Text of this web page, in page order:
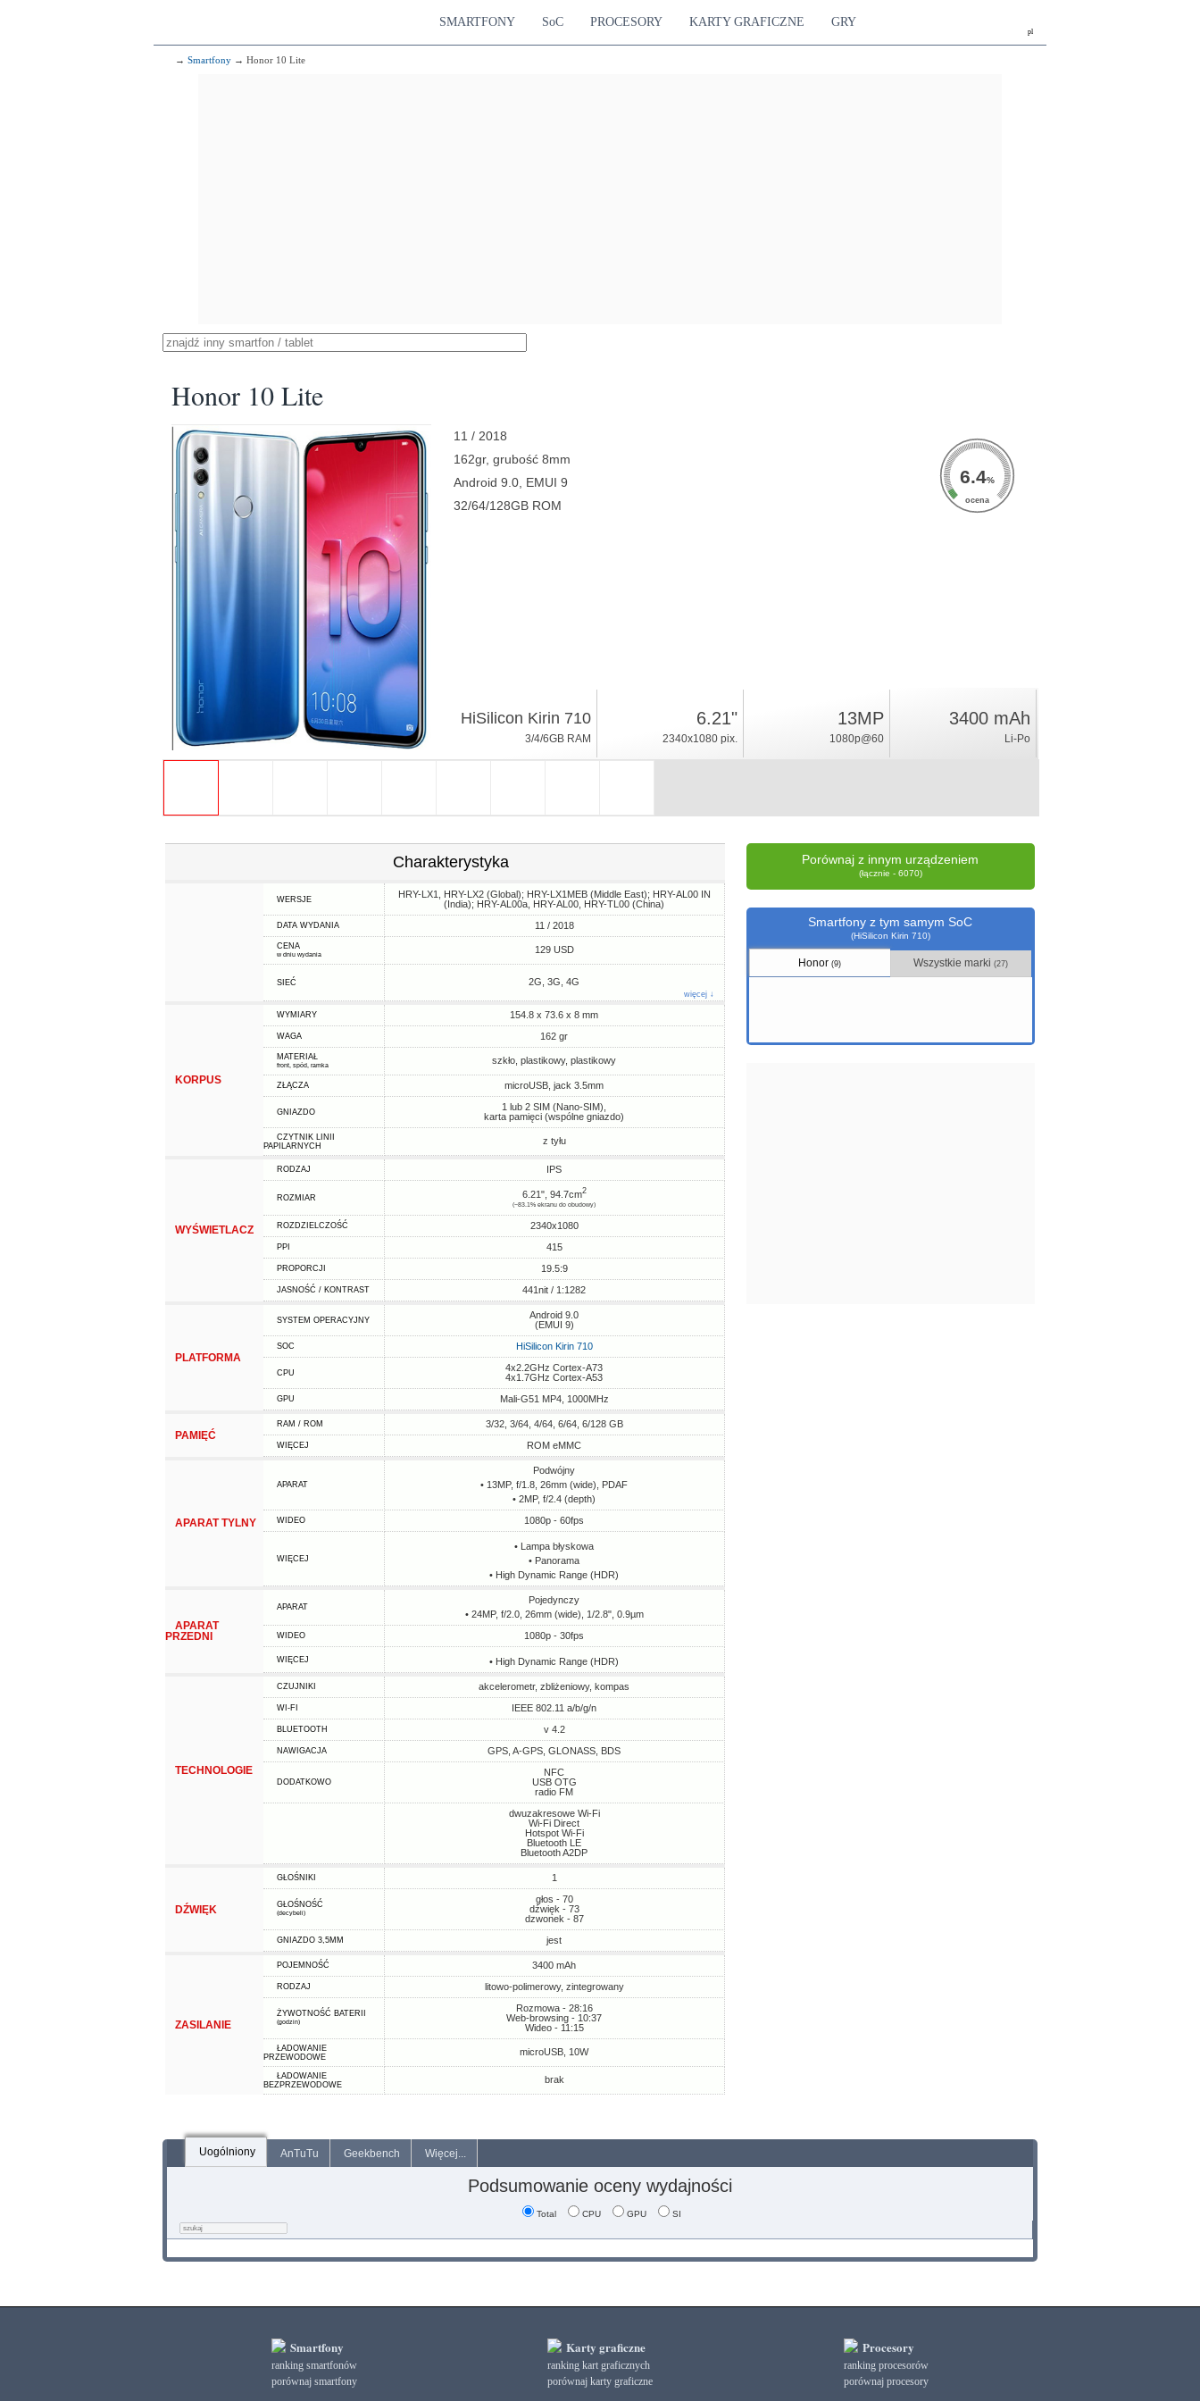
pl
SMARTFONY SoC PROCESORY KARTY GRAFICZNE GRY
→ Smartfony → Honor 10 Lite
Honor 10 Lite
11 / 2018
162gr, grubość 8mm
Android 9.0, EMUI 9
32/64/128GB ROM
6.4%
ocena
HiSilicon Kirin 710
3/4/6GB RAM
6.21"
2340x1080 pix.
13MP
1080p@60
3400 mAh
Li-Po
Charakterystyka
WERSJE
HRY-LX1, HRY-LX2 (Global); HRY-LX1MEB (Middle East); HRY-AL00 IN
(India); HRY-AL00a, HRY-AL00, HRY-TL00 (China)
DATA WYDANIA 11 / 2018
CENA
w dniu wydania 129 USD
SIEĆ 2G, 3G, 4G
więcej ↓
KORPUS
WYMIARY 154.8 x 73.6 x 8 mm
WAGA 162 gr
MATERIAŁ
front, spód, ramka szkło, plastikowy, plastikowy
ZŁĄCZA microUSB, jack 3.5mm
GNIAZDO
1 lub 2 SIM (Nano-SIM),
karta pamięci (wspólne gniazdo)
CZYTNIK LINII
PAPILARNYCH
z tyłu
WYŚWIETLACZ
RODZAJ IPS
ROZMIAR 6.21", 94.7cm2
(~83.1% ekranu do obudowy)
ROZDZIELCZOŚĆ 2340x1080
PPI 415
PROPORCJI 19.5:9
JASNOŚĆ / KONTRAST 441nit / 1:1282
PLATFORMA
SYSTEM OPERACYJNY
Android 9.0
(EMUI 9)
SOC HiSilicon Kirin 710
CPU
4x2.2GHz Cortex-A73
4x1.7GHz Cortex-A53
GPU Mali-G51 MP4, 1000MHz
PAMIĘĆ
RAM / ROM 3/32, 3/64, 4/64, 6/64, 6/128 GB
WIĘCEJ ROM eMMC
APARAT TYLNY
APARAT
Podwójny
• 13MP, f/1.8, 26mm (wide), PDAF
• 2MP, f/2.4 (depth)
WIDEO 1080p - 60fps
WIĘCEJ
• Lampa błyskowa
• Panorama
• High Dynamic Range (HDR)
APARAT
PRZEDNI
APARAT
Pojedynczy
• 24MP, f/2.0, 26mm (wide), 1/2.8", 0.9µm
WIDEO 1080p - 30fps
WIĘCEJ • High Dynamic Range (HDR)
TECHNOLOGIE
CZUJNIKI akcelerometr, zbliżeniowy, kompas
WI-FI IEEE 802.11 a/b/g/n
BLUETOOTH v 4.2
NAWIGACJA GPS, A-GPS, GLONASS, BDS
DODATKOWO
NFC
USB OTG
radio FM
dwuzakresowe Wi-Fi
Wi-Fi Direct
Hotspot Wi-Fi
Bluetooth LE
Bluetooth A2DP
DŹWIĘK
GŁOŚNIKI 1
GŁOŚNOŚĆ
(decybeli)
głos - 70
dźwięk - 73
dzwonek - 87
GNIAZDO 3,5MM jest
ZASILANIE
POJEMNOŚĆ 3400 mAh
RODZAJ litowo-polimerowy, zintegrowany
ŻYWOTNOŚĆ BATERII
(godzin)
Rozmowa - 28:16
Web-browsing - 10:37
Wideo - 11:15
ŁADOWANIE
PRZEWODOWE
microUSB, 10W
ŁADOWANIE
BEZPRZEWODOWE
brak
Porównaj z innym urządzeniem
(łącznie - 6070)
Smartfony z tym samym SoC
(HiSilicon Kirin 710)
Honor(9) Wszystkie marki(27)
Uogólniony AnTuTu Geekbench Więcej...
Podsumowanie oceny wydajności
Total CPU GPU SI
Smartfony
ranking smartfonów
porównaj smartfony
Karty graficzne
ranking kart graficznych
porównaj karty graficzne
Procesory
ranking procesorów
porównaj procesory